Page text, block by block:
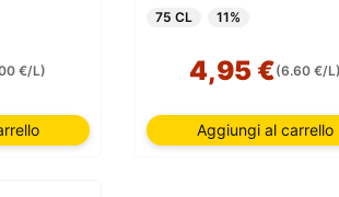
€/L)
75 CL 11%
4,95 €(6.60 €/L)
Aggiungi al carrello